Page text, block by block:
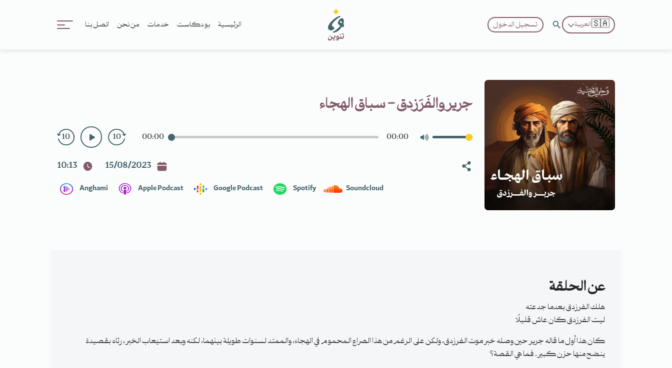
🇸🇦العربية تسجيل الدخول الرئيسية بودكاست خدمات من نحن اتصل بنا
جرير والفَرَزدق - سباق الهجاء
10 10 00:00 00:00
15/08/2023
10:13
Soundcloud
Spotify
Google Podcast
Apple Podcast
Anghami
عن الحلقة
هلك الفرزدق بعدما جدعته
ليت الفرزدق كان عاش قليلًا
كان هذا أول ما قاله جرير حين وصله خبر موت الفرزدق، ولكن على الرغم من هذا الصراع المحموم في الهجاء، والممتد لسنوات طويلة بينهما، لكنه وبعد استيعاب الخبر، رثاه بقصيدة
ينضح منها حزن كبير. فما هي القصة؟